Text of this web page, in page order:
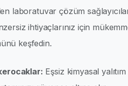
laboratuvar çözüm
ihtiyaçlarınız için
keşfedin.
Eşsiz kimyasal